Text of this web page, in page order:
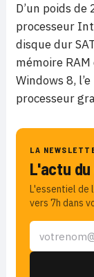
D’un poids
processeur
disque dur
mémoire
Windows 8,
processeur
LA
L'actu
L'essentiel de
vers 7h dans